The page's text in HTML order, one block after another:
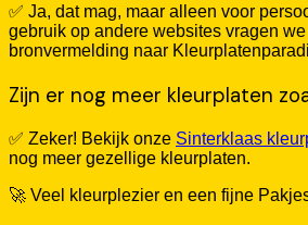
✅ Ja, dat mag, maar alleen voor
gebruik op andere websites vragen
bronvermelding naar
Zijn er nog meer kleurplaten
✅ Zeker! Bekijk onze Sinterklaas
nog meer gezellige kleurplaten.
🚀 Veel kleurplezier en een fijne